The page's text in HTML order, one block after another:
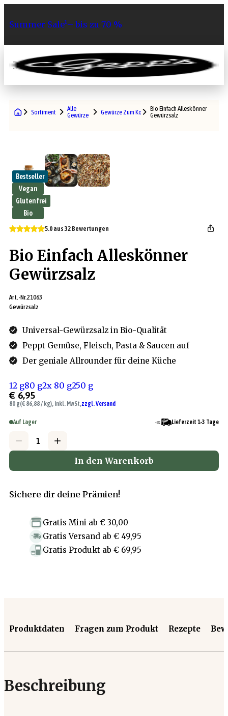
Summer Sale¹– bis zu 70 %
0
Sortiment
Alle
Gewürze
Gewürze Zum KochenBio Einfach Alleskönner
Gewürzsalz
Bestseller
Vegan
Glutenfrei
Bio
5.0 aus 32 Bewertungen
Bio Einfach Alleskönner
Gewürzsalz
Art.-Nr.21063
Gewürzsalz
Universal-Gewürzsalz in Bio-Qualität
Peppt Gemüse, Fleisch, Pasta & Saucen auf
Der geniale Allrounder für deine Küche
12 g80 g2x 80 g250 g
€ 6,95
80 g(€ 86,88 / kg), inkl. MwSt,zzgl. Versand
Auf Lager Lieferzeit 1-3 Tage
In den Warenkorb
Sichere dir deine Prämien!
Gratis Mini ab € 30,00
Gratis Versand ab € 49,95
Gratis Produkt ab € 69,95
Produktdaten Fragen zum Produkt Rezepte
Beschreibung